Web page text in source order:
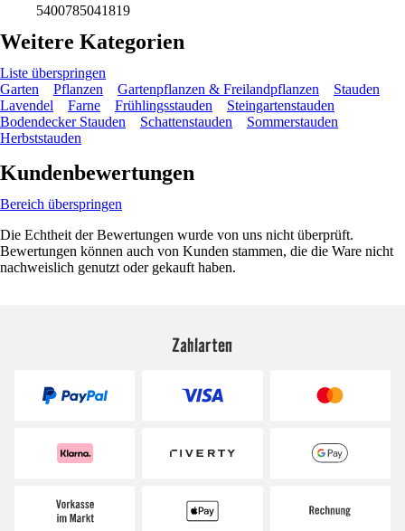
5400785041819
Weitere Kategorien
Liste überspringen
Garten
Pflanzen Gartenpflanzen & Freilandpflanzen
Stauden
Lavendel
Farne Frühlingsstauden
Steingartenstauden
Bodendecker Stauden
Schattenstauden
Sommerstauden
Herbststauden
Kundenbewertungen
Bereich überspringen
Die Echtheit der Bewertungen wurde von uns nicht überprüft.
Bewertungen können auch von Kunden stammen, die die Ware nicht
nachweislich genutzt oder gekauft haben.
Zahlarten